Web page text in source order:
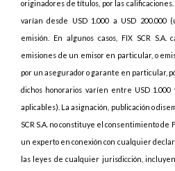
originadores de títulos, por las
varían desde USD 1.000 a USD 200.000
emisión. En algunos casos, FIX SCR
emisiones de un emisor en particular, o
por un asegurador o garante en particular,
dichos honorarios varíen entre USD 1.000
aplicables). La asignación, publicación o
SCR S.A. no constituye el consentimiento de
un experto en conexión con cualquier
las leyes de cualquier jurisdicción,